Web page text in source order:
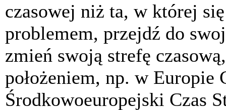
czasowej niż ta, w której
problemem, przejdź do
zmień swoją strefę
położeniem, np. w Europie
Środkowoeuropejski Czas